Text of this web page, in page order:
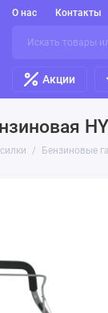
О нас Контакты
Акции
Бензиновые